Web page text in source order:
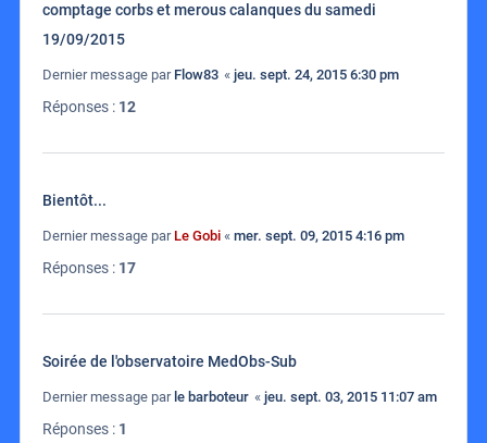
comptage corbs et merous calanques du samedi
19/09/2015
Dernier message par Flow83 « jeu. sept. 24, 2015 6:30 pm
Réponses : 12
Bientôt...
Dernier message par Le Gobi « mer. sept. 09, 2015 4:16 pm
Réponses : 17
Soirée de l'observatoire MedObs-Sub
Dernier message par le barboteur « jeu. sept. 03, 2015 11:07 am
Réponses : 1